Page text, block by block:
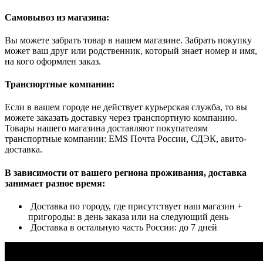
Самовывоз из магазина:
Вы можете забрать товар в нашем магазине. Забрать покупку
может ваш друг или родственник, который знает номер и имя,
на кого оформлен заказ.
Транспортные компании:
Если в вашем городе не действует курьерская служба, то вы
можете заказать доставку через транспортную компанию.
Товары нашего магазина доставляют покупателям
транспортные компании: EMS Почта России, СДЭК, авито-
доставка.
В зависимости от вашего региона проживания, доставка
занимает разное время:
Доставка по городу, где присутствует наш магазин +
пригороды: в день заказа или на следующий день
Доставка в остальную часть России: до 7 дней